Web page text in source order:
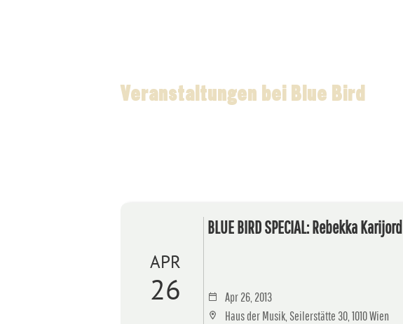
Veranstaltungen bei Blue Bird
APR
26
BLUE BIRD SPECIAL: Rebekka Karijord
Apr 26, 2013
Haus der Musik, Seilerstätte 30, 1010 Wien